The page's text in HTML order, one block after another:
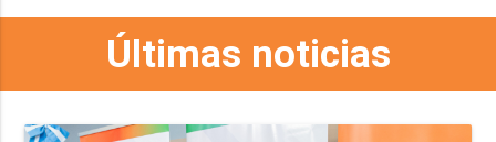
Últimas noticias